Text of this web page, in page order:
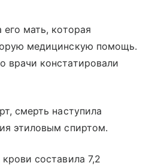
мать, которая
медицинскую помощь.
врачи констатировали
смерть наступила
этиловым спиртом.
составила 7,2